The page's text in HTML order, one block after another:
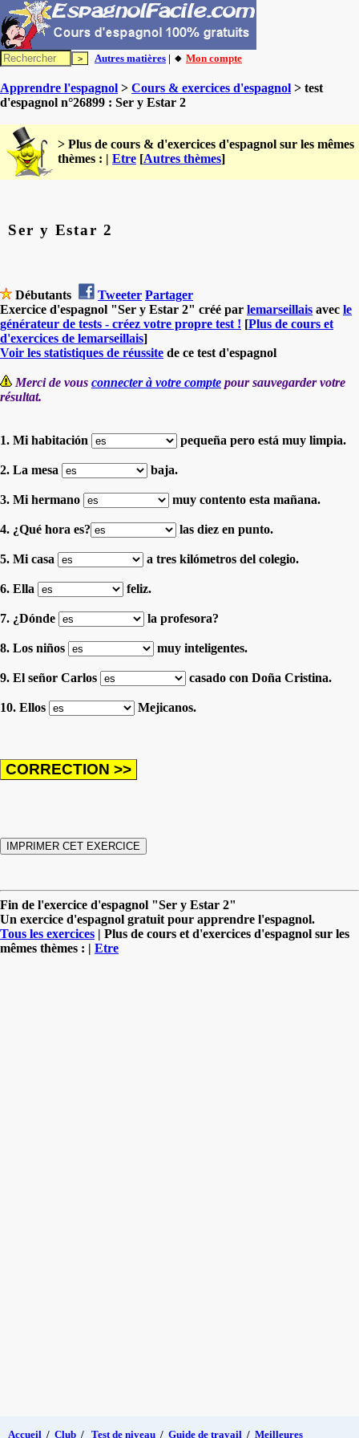
Autres matières | 🔸 Mon compte
Apprendre l'espagnol > Cours & exercices d'espagnol > test
d'espagnol n°26899 : Ser y Estar 2
> Plus de cours & d'exercices d'espagnol sur les mêmes
thèmes : | Etre [Autres thèmes]
Ser y Estar 2
Débutants Tweeter Partager
Exercice d'espagnol "Ser y Estar 2" créé par lemarseillais avec le
générateur de tests - créez votre propre test ! [Plus de cours et
d'exercices de lemarseillais]
Voir les statistiques de réussite de ce test d'espagnol
Merci de vous connecter à votre compte pour sauvegarder votre
résultat.
1. Mi habitación pequeña pero está muy limpia.
2. La mesa baja.
3. Mi hermano muy contento esta mañana.
4. ¿Qué hora es? las diez en punto.
5. Mi casa a tres kilómetros del colegio.
6. Ella feliz.
7. ¿Dónde la profesora?
8. Los niños muy inteligentes.
9. El señor Carlos casado con Doña Cristina.
10. Ellos Mejicanos.
Fin de l'exercice d'espagnol "Ser y Estar 2"
Un exercice d'espagnol gratuit pour apprendre l'espagnol.
Tous les exercices | Plus de cours et d'exercices d'espagnol sur les
mêmes thèmes : | Etre
Accueil / Club / Test de niveau / Guide de travail / Meilleures